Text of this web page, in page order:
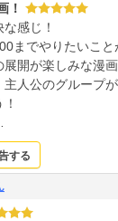
！
感じ！
までやりたいこと
開が楽しみな漫画
人公のグループ
する